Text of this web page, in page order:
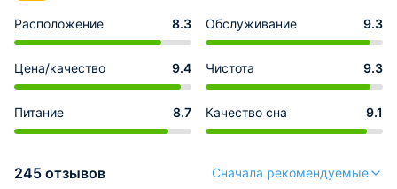
Расположение 8.3 Обслуживание 9.3
Цена/качество 9.4 Чистота 9.3
Питание 8.7 Качество сна 9.1
245 отзывов Сначала рекомендуемые